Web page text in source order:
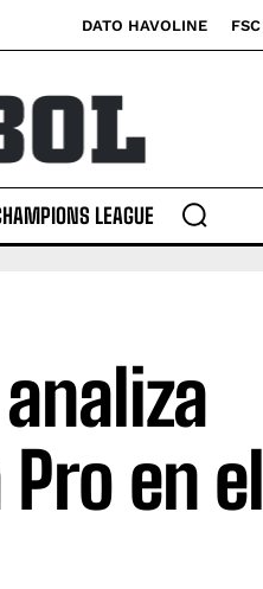
DATO HAVOLINE FSC
LEAGUE
analiza
en el